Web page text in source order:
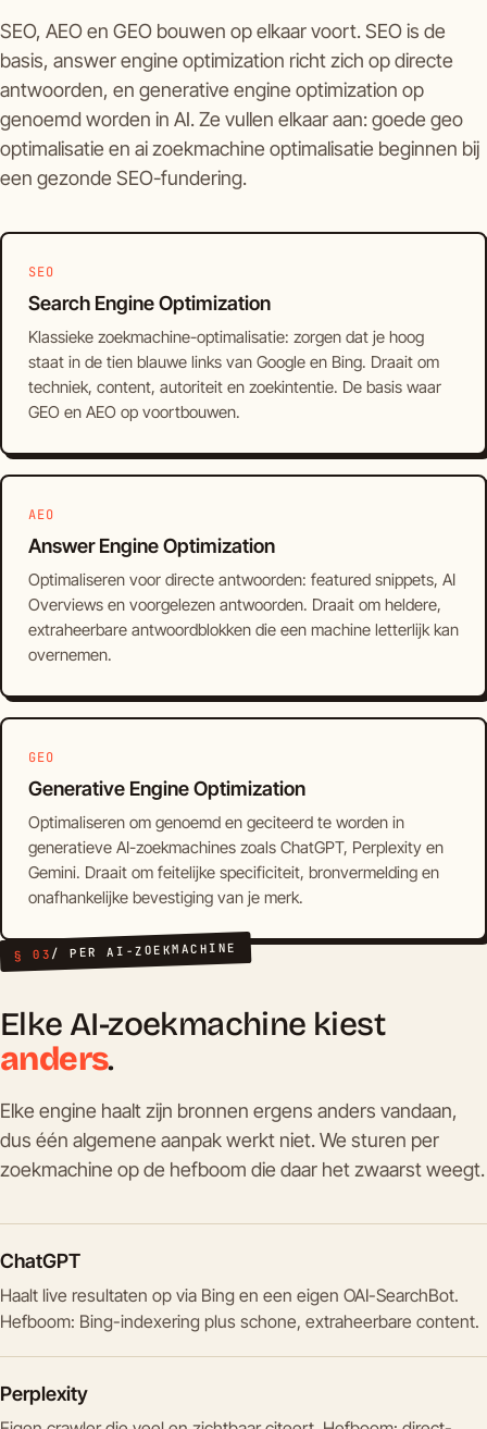
SEO, AEO en GEO bouwen op elkaar voort. SEO is de
basis, answer engine optimization richt zich op directe
antwoorden, en generative engine optimization op
genoemd worden in AI. Ze vullen elkaar aan: goede geo
optimalisatie en ai zoekmachine optimalisatie beginnen bij
een gezonde SEO-fundering.
SEO
Search Engine Optimization
Klassieke zoekmachine-optimalisatie: zorgen dat je hoog
staat in de tien blauwe links van Google en Bing. Draait om
techniek, content, autoriteit en zoekintentie. De basis waar
GEO en AEO op voortbouwen.
AEO
Answer Engine Optimization
Optimaliseren voor directe antwoorden: featured snippets, AI
Overviews en voorgelezen antwoorden. Draait om heldere,
extraheerbare antwoordblokken die een machine letterlijk kan
overnemen.
GEO
Generative Engine Optimization
Optimaliseren om genoemd en geciteerd te worden in
generatieve AI-zoekmachines zoals ChatGPT, Perplexity en
Gemini. Draait om feitelijke specificiteit, bronvermelding en
onafhankelijke bevestiging van je merk.
§ 03/ PER AI-ZOEKMACHINE
Elke AI-zoekmachine kiest
anders.
Elke engine haalt zijn bronnen ergens anders vandaan,
dus één algemene aanpak werkt niet. We sturen per
zoekmachine op de hefboom die daar het zwaarst weegt.
ChatGPT
Haalt live resultaten op via Bing en een eigen OAI-SearchBot.
Hefboom: Bing-indexering plus schone, extraheerbare content.
Perplexity